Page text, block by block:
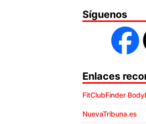
Síguenos
Enlaces
FitClubFinder
NuevaTribuna.es